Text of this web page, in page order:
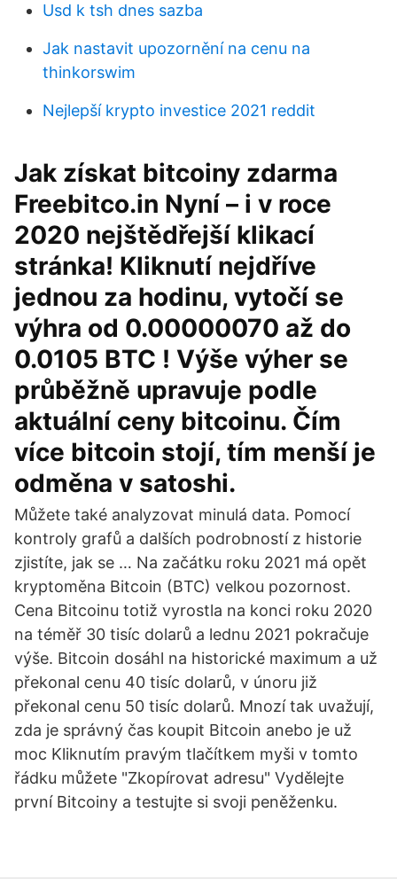
Usd k tsh dnes sazba
Jak nastavit upozornění na cenu na
thinkorswim
Nejlepší krypto investice 2021 reddit
Jak získat bitcoiny zdarma
Freebitco.in Nyní – i v roce
2020 nejštědřejší klikací
stránka! Kliknutí nejdříve
jednou za hodinu, vytočí se
výhra od 0.00000070 až do
0.0105 BTC ! Výše výher se
průběžně upravuje podle
aktuální ceny bitcoinu. Čím
více bitcoin stojí, tím menší je
odměna v satoshi.
Můžete také analyzovat minulá data. Pomocí
kontroly grafů a dalších podrobností z historie
zjistíte, jak se … Na začátku roku 2021 má opět
kryptoměna Bitcoin (BTC) velkou pozornost.
Cena Bitcoinu totiž vyrostla na konci roku 2020
na téměř 30 tisíc dolarů a lednu 2021 pokračuje
výše. Bitcoin dosáhl na historické maximum a už
překonal cenu 40 tisíc dolarů, v únoru již
překonal cenu 50 tisíc dolarů. Mnozí tak uvažují,
zda je správný čas koupit Bitcoin anebo je už
moc Kliknutím pravým tlačítkem myši v tomto
řádku můžete "Zkopírovat adresu" Vydělejte
první Bitcoiny a testujte si svoji peněženku.